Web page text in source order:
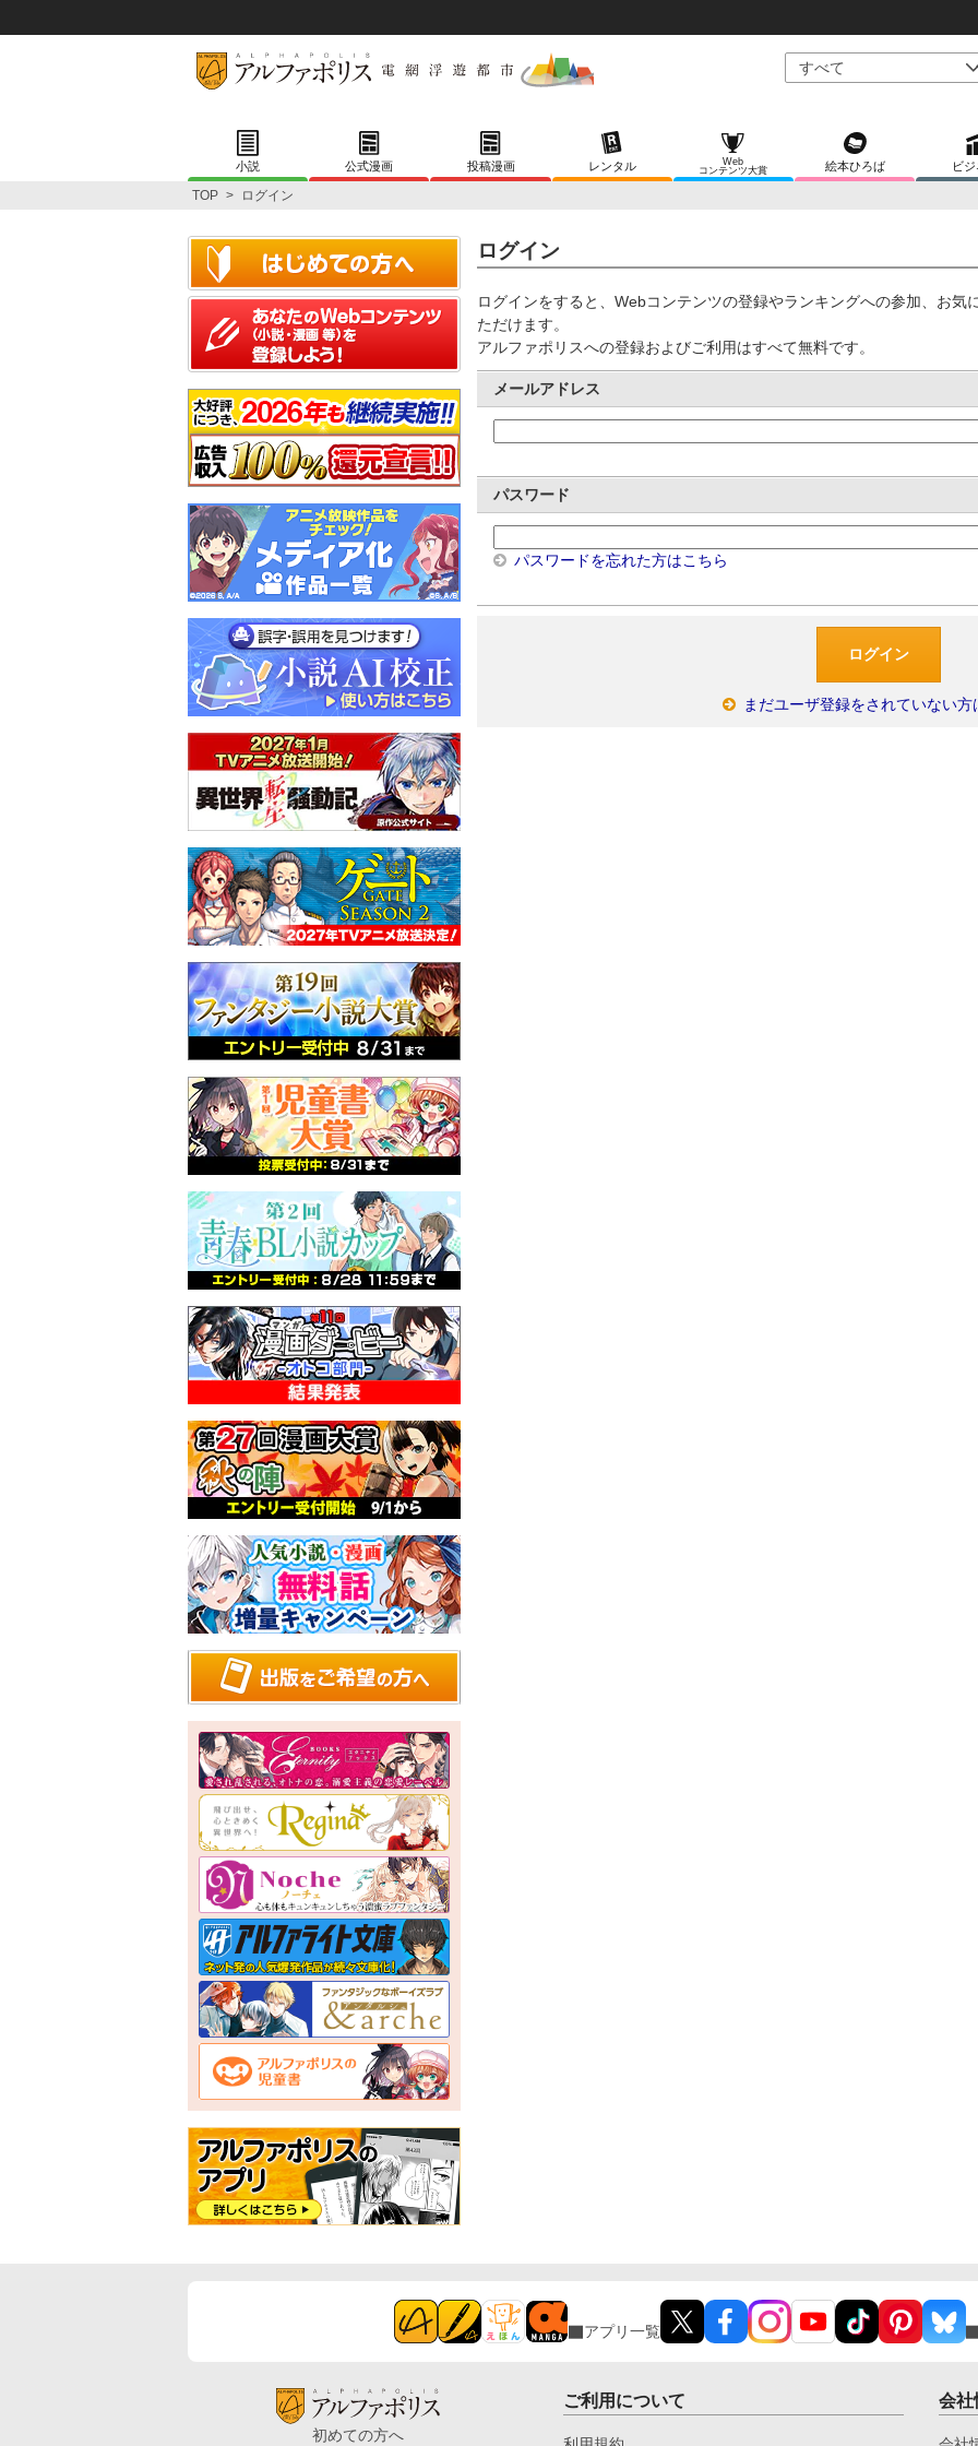
小説 公式漫画 投稿漫画 レンタル
Web
コンテンツ大賞
絵本ひろば ビ
TOP > ログイン
ログイン
ログインをすると、Webコンテンツの登録やランキングへの参加、お気
ただけます。
アルファポリスへの登録およびご利用はすべて無料です。
メールアドレス
パスワード
パスワードを忘れた方はこちら
まだユーザ登録をされていない方
アプリ一覧
初めての方へ
ご利用について 会社